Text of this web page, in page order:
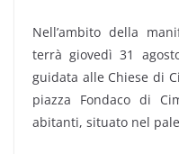
Nell’ambito della
terrà giovedì 31
guidata alle Chiese di
piazza Fondaco di
abitanti, situato nel